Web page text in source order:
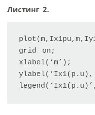
Листинг 2.
grid on;
xlabel(‘m’);